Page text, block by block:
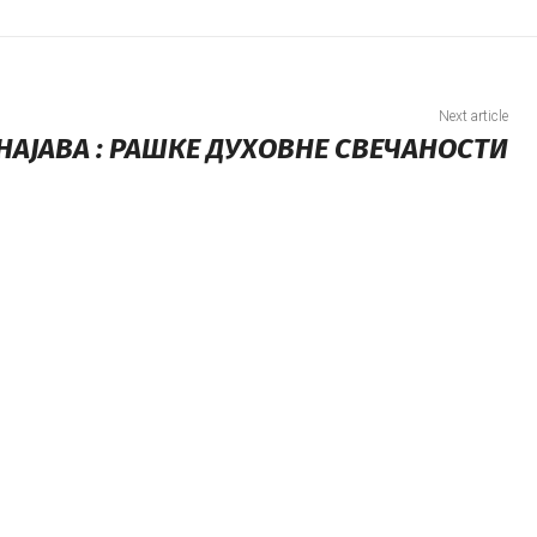
Next article
: РАШКЕ ДУХОВНЕ СВЕЧАНОСТИ